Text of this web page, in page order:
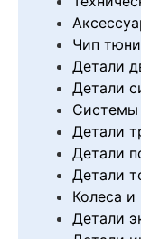
Чип
Детали
Детали
Системы
Детали
Детали
Детали
Колеса
Детали